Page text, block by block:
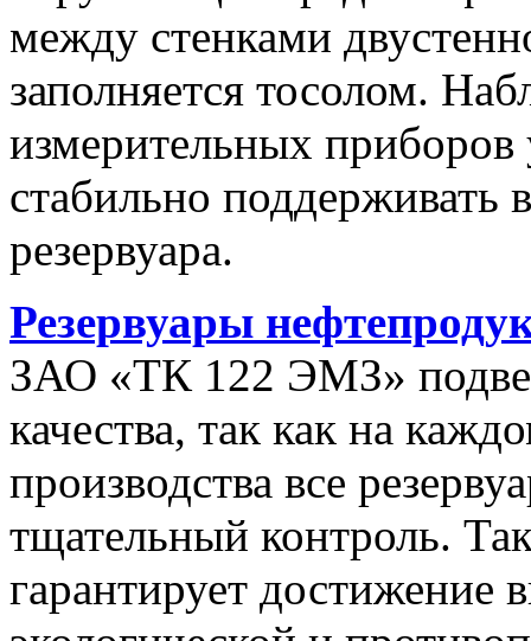
между стенками
заполняется тосолом.
измерительных
стабильно поддерживать
резервуара.
Резервуары
ЗАО «ТК 122 ЭМЗ»
качества, так как на
производства все
тщательный контроль.
гарантирует достижение